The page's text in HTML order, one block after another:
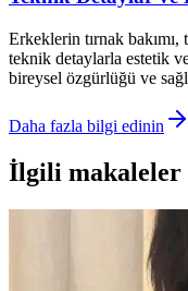
Erkeklerin tırnak bakımı,
teknik detaylarla estetik
bireysel özgürlüğü ve
Daha fazla bilgi edinin
İlgili makaleler